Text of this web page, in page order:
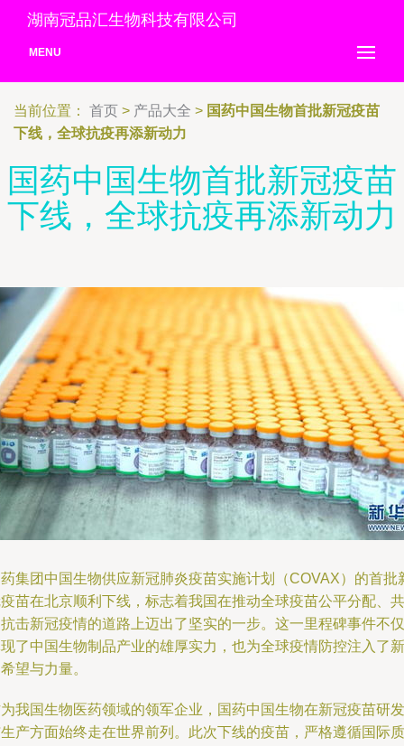
湖南冠品汇生物科技有限公司
MENU
当前位置： 首页 > 产品大全 > 国药中国生物首批新冠疫苗
下线，全球抗疫再添新动力
国药中国生物首批新冠疫苗
下线，全球抗疫再添新动力
集团中国生物供应新冠肺炎疫苗实施计划（COVAX）的首批
苗在北京顺利下线，标志着我国在推动全球疫苗公平分配、共
击新冠疫情的道路上迈出了坚实的一步。这一里程碑事件不仅
了中国生物制品产业的雄厚实力，也为全球疫情防控注入了新
望与力量。
我国生物医药领域的领军企业，国药中国生物在新冠疫苗研发
产方面始终走在世界前列。此次下线的疫苗，严格遵循国际质